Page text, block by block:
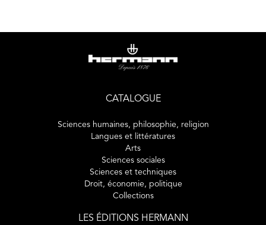
CATALOGUE
Sciences humaines, philosophie, religion
Langues et littératures
Arts
Sciences sociales
Sciences et techniques
Droit, économie, politique
Collections
LES ÉDITIONS HERMANN